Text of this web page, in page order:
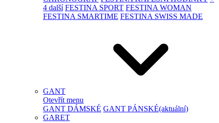
4 další FESTINA SPORT FESTINA WOMAN
FESTINA SMARTIME FESTINA SWISS MADE
GANT
Otevřít menu
GANT DÁMSKÉ GANT PÁNSKÉ(aktuální)
GARET